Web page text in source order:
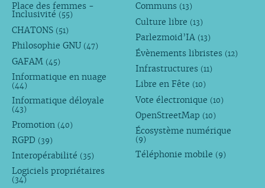
Place des femmes -
Inclusivité (55)
CHATONS (51)
Philosophie GNU (47)
GAFAM (45)
Informatique en nuage
(44)
Informatique déloyale
(43)
Promotion (40)
RGPD (39)
Interopérabilité (35)
Logiciels propriétaires
(34)
Communs (13)
Culture libre (13)
Parlezmoid’IA (13)
Évènements libristes (12)
Infrastructures (11)
Libre en Fête (10)
Vote électronique (10)
OpenStreetMap (10)
Écosystème numérique
(9)
Téléphonie mobile (9)